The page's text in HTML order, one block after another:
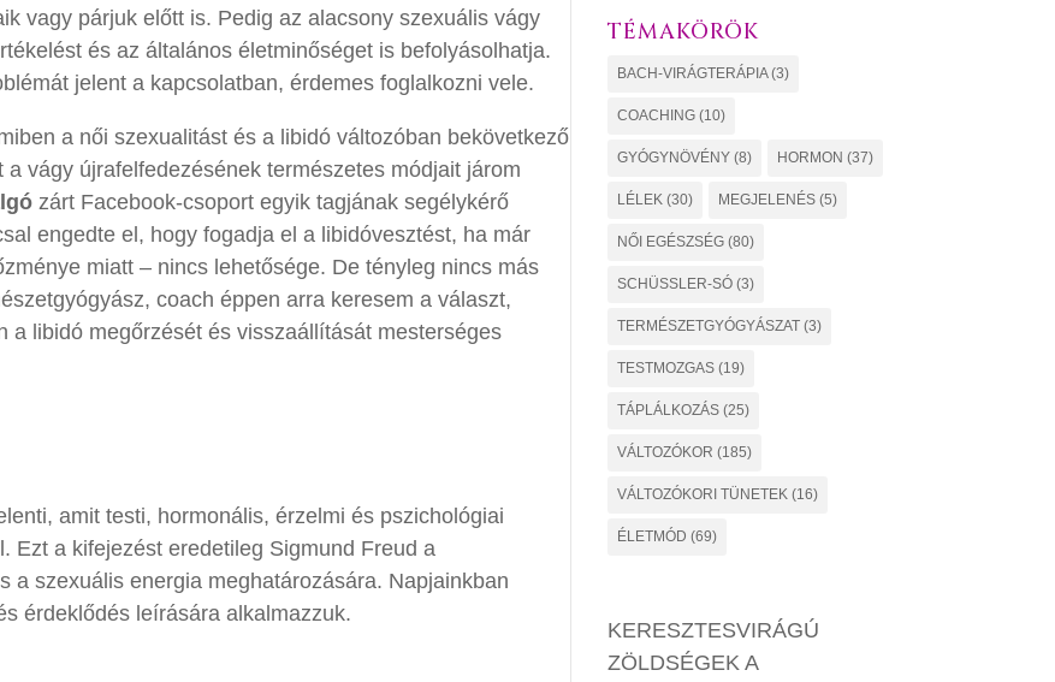
vagy párjuk előtt is. Pedig az alacsony szexuális vágy
és az általános életminőséget is befolyásolhatja.
jelent a kapcsolatban, érdemes foglalkozni vele.
a női szexualitást és a libidó változóban bekövetkező
vágy újrafelfedezésének természetes módjait járom
zárt Facebook-csoport egyik tagjának segélykérő
engedte el, hogy fogadja el a libidóvesztést, ha már
miatt – nincs lehetősége. De tényleg nincs más
coach éppen arra keresem a választ,
a libidó megőrzését és visszaállítását mesterséges
amit testi, hormonális, érzelmi és pszichológiai
Ezt a kifejezést eredetileg Sigmund Freud a
a szexuális energia meghatározására. Napjainkban
érdeklődés leírására alkalmazzuk.
TÉMAKÖRÖK
BACH-VIRÁGTERÁPIA(3)
COACHING(10)
GYÓGYNÖVÉNY(8) HORMON (37)
LÉLEK(30) MEGJELENÉS(5)
NŐI EGÉSZSÉG(80)
SCHÜSSLER-SÓ(3)
TERMÉSZETGYÓGYÁSZAT(3)
TESTMOZGAS(19)
TÁPLÁLKOZÁS(25)
VÁLTOZÓKOR (185)
VÁLTOZÓKORI TÜNETEK(16)
ÉLETMÓD (69)
KERESZTESVIRÁGÚ
ZÖLDSÉGEK A